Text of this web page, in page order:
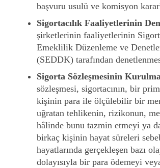
başvuru usulü ve komisyon
Sigortacılık Faaliyetlerinin
şirketlerinin faaliyetlerinin
Emeklilik Düzenleme ve
(SEDDK) tarafından
Sigorta Sözleşmesinin
sözleşmesi, sigortacının, bir prim
kişinin para ile ölçülebilir bir
uğratan tehlikenin, rizikonun,
hâlinde bunu tazmin etmeyi ya
birkaç kişinin hayat süreleri
hayatlarında gerçekleşen bazı
dolayısıyla bir para ödemeyi